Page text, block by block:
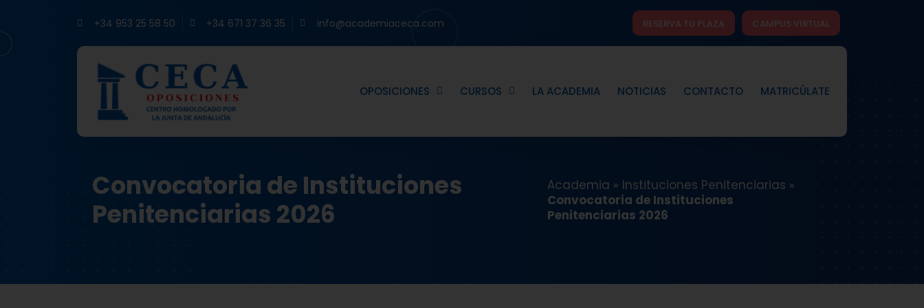
+34 953 25 58 50 +34 671 37 36 35 info@academiaceca.com RESERVA TU PLAZA CAMPUS VIRTUAL
OPOSICIONES CURSOS LA ACADEMIA NOTICIAS CONTACTO MATRICÚLATE
Convocatoria de Instituciones
Penitenciarias 2026
Academia » Instituciones Penitenciarias »
Convocatoria de Instituciones
Penitenciarias 2026